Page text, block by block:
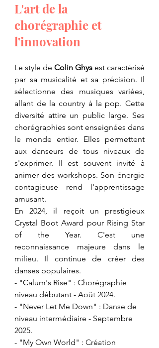
L'art de la
chorégraphie et
l'innovation
​Le style de Colin Ghys est caractérisé
par sa musicalité et sa précision. Il
sélectionne des musiques variées,
allant de la country à la pop. Cette
diversité attire un public large. Ses
chorégraphies sont enseignées dans
le monde entier. Elles permettent
aux danseurs de tous niveaux de
s'exprimer. Il est souvent invité à
animer des workshops. Son énergie
contagieuse rend l'apprentissage
amusant.
​En 2024, il reçoit un prestigieux
Crystal Boot Award pour Rising Star
of the Year. C'est une
reconnaissance majeure dans le
milieu. Il continue de créer des
danses populaires.
- ​"Calum's Rise" : Chorégraphie
niveau débutant - Août 2024.
- ​"Never Let Me Down" : Danse de
niveau intermédiaire - Septembre
2025.
- ​"My Own World" : Création